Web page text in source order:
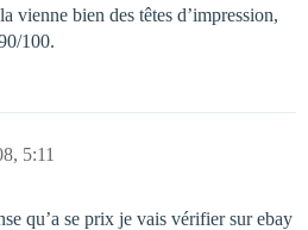
vienne bien des têtes d’impression,
100.
5:11
qu’a se prix je vais vérifier sur ebay